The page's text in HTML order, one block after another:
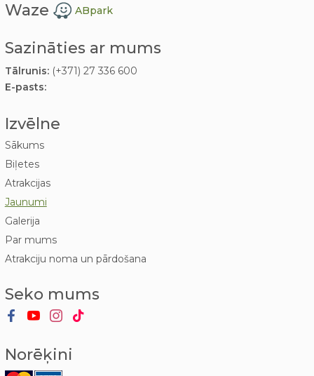
Waze ABpark
Sazināties ar mums
Tālrunis:(+371) 27 336 600
E-pasts:
Izvēlne
Sākums
Biļetes
Atrakcijas
Jaunumi
Galerija
Par mums
Atrakciju noma un pārdošana
Seko mums
Norēķini